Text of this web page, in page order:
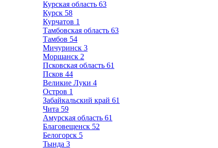
Курская область 63
Курск 58
Курчатов 1
Тамбовская область 63
Тамбов 54
Мичуринск 3
Моршанск 2
Псковская область 61
Псков 44
Великие Луки 4
Остров 1
Забайкальский край 61
Чита 59
Амурская область 61
Благовещенск 52
Белогорск 5
Тында 3